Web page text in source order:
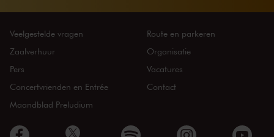
Veelgestelde vragen
Zaalverhuur
Pers
Concertvrienden en Entrée
Maandblad Preludium
Route en parkeren
Organisatie
Vacatures
Contact